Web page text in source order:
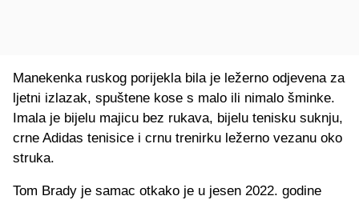
Manekenka ruskog porijekla bila je ležerno odjevena za
ljetni izlazak, spuštene kose s malo ili nimalo šminke.
Imala je bijelu majicu bez rukava, bijelu tenisku suknju,
crne Adidas tenisice i crnu trenirku ležerno vezanu oko
struka.
Tom Brady je samac otkako je u jesen 2022. godine